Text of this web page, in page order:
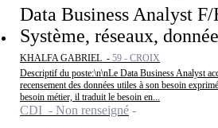
Data Business Analyst
Système, réseaux,
KHALFA GABRIEL - 59 - CROIX
Descriptif du poste:\n\nLe Data Business Analyst
recensement des données utiles à son besoin
besoin métier, il traduit le besoin en...
CDI - Non renseigné